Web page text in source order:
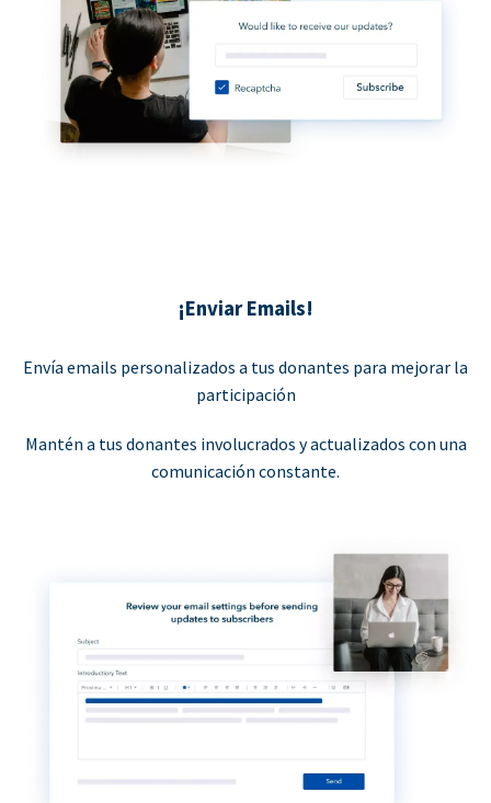
¡Enviar Emails!
Envía emails personalizados a tus donantes para mejorar la
participación
Mantén a tus donantes involucrados y actualizados con una
comunicación constante.